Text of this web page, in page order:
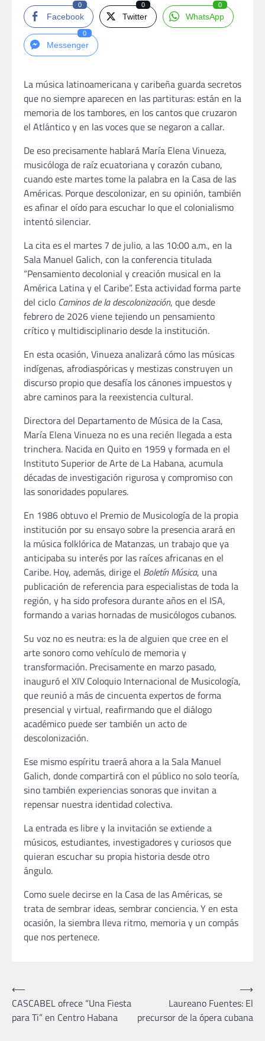
Facebook
0
Twitter
0
WhatsApp
0
Messenger
0
La música latinoamericana y caribeña guarda secretos
que no siempre aparecen en las partituras: están en la
memoria de los tambores, en los cantos que cruzaron
el Atlántico y en las voces que se negaron a callar.
De eso precisamente hablará María Elena Vinueza,
musicóloga de raíz ecuatoriana y corazón cubano,
cuando este martes tome la palabra en la Casa de las
Américas. Porque descolonizar, en su opinión, también
es afinar el oído para escuchar lo que el colonialismo
intentó silenciar.
La cita es el martes 7 de julio, a las 10:00 a.m., en la
Sala Manuel Galich, con la conferencia titulada
“Pensamiento decolonial y creación musical en la
América Latina y el Caribe”. Esta actividad forma parte
del ciclo Caminos de la descolonización, que desde
febrero de 2026 viene tejiendo un pensamiento
crítico y multidisciplinario desde la institución.
En esta ocasión, Vinueza analizará cómo las músicas
indígenas, afrodiaspóricas y mestizas construyen un
discurso propio que desafía los cánones impuestos y
abre caminos para la reexistencia cultural.
Directora del Departamento de Música de la Casa,
María Elena Vinueza no es una recién llegada a esta
trinchera. Nacida en Quito en 1959 y formada en el
Instituto Superior de Arte de La Habana, acumula
décadas de investigación rigurosa y compromiso con
las sonoridades populares.
En 1986 obtuvo el Premio de Musicología de la propia
institución por su ensayo sobre la presencia arará en
la música folklórica de Matanzas, un trabajo que ya
anticipaba su interés por las raíces africanas en el
Caribe. Hoy, además, dirige el Boletín Música, una
publicación de referencia para especialistas de toda la
región, y ha sido profesora durante años en el ISA,
formando a varias hornadas de musicólogos cubanos.
Su voz no es neutra: es la de alguien que cree en el
arte sonoro como vehículo de memoria y
transformación. Precisamente en marzo pasado,
inauguró el XIV Coloquio Internacional de Musicología,
que reunió a más de cincuenta expertos de forma
presencial y virtual, reafirmando que el diálogo
académico puede ser también un acto de
descolonización.
Ese mismo espíritu traerá ahora a la Sala Manuel
Galich, donde compartirá con el público no solo teoría,
sino también experiencias sonoras que invitan a
repensar nuestra identidad colectiva.
La entrada es libre y la invitación se extiende a
músicos, estudiantes, investigadores y curiosos que
quieran escuchar su propia historia desde otro
ángulo.
Como suele decirse en la Casa de las Américas, se
trata de sembrar ideas, sembrar conciencia. Y en esta
ocasión, la siembra lleva ritmo, memoria y un compás
que nos pertenece.
Navegación
de
entradas
⟵
CASCABEL ofrece “Una Fiesta
para Ti” en Centro Habana
Laureano Fuentes: El
precursor de la ópera cubana
⟶